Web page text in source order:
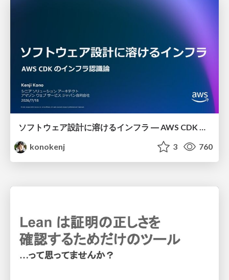
ソフトウェア設計に溶けるインフラ ― AWS CDK のインフラ認識論
konokenj
3 760